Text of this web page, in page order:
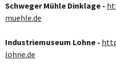
Schweger Mühle Dinklage -
muehle.de
Industriemuseum Lohne -
lohne.de